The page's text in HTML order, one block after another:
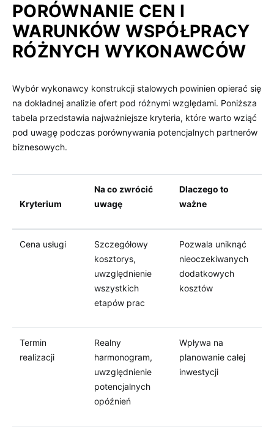
PORÓWNANIE CEN I
WARUNKÓW WSPÓŁPRACY
RÓŻNYCH WYKONAWCÓW
Wybór wykonawcy konstrukcji stalowych powinien opierać się
na dokładnej analizie ofert pod różnymi względami. Poniższa
tabela przedstawia najważniejsze kryteria, które warto wziąć
pod uwagę podczas porównywania potencjalnych partnerów
biznesowych.
Kryterium
Na co zwrócić
uwagę
Dlaczego to
ważne
Cena usługi
Szczegółowy
kosztorys,
uwzględnienie
wszystkich
etapów prac
Pozwala uniknąć
nieoczekiwanych
dodatkowych
kosztów
Termin
realizacji
Realny
harmonogram,
uwzględnienie
potencjalnych
opóźnień
Wpływa na
planowanie całej
inwestycji